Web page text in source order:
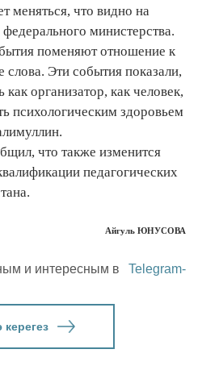
меняться, что видно на
министерства.
поменяют отношение к
Эти события показали,
как организатор, как человек,
психологическим здоровьем
что также изменится
педагогических
Айгуль ЮНУСОВА
и интересным в
Telegram-